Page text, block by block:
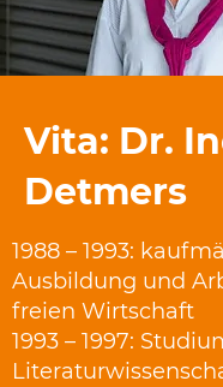
Vita: Dr.
Detmers
1988 – 1993:
Ausbildung und
freien Wirtschaft
1993 – 1997: